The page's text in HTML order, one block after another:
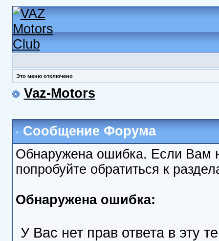
Это меню отключено
Vaz-Motors
Сообщение Форума
Обнаружена ошибка. Если Вам
попробуйте обратиться к
Обнаружена ошибка:
У Вас нет прав ответа в эту